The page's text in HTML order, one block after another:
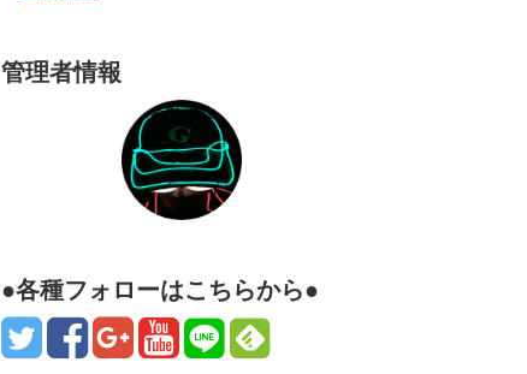
管理者情報
●各種フォローはこちらから●